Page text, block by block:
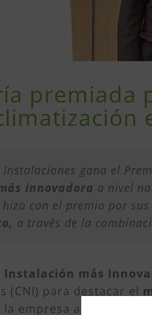
premiada
gana el
innovadora a nivel
hizo con el premio por
a través de la
Instalación más
(CNI) para destacar el
empresa asturiana